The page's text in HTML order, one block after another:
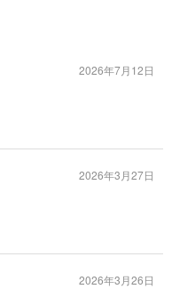
2026年7月12日
2026年3月27日
2026年3月26日